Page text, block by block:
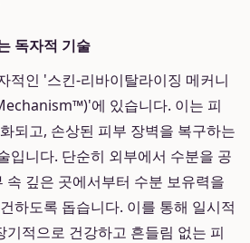
독자적 기술
적인 '스킨-리바이탈라이징 메커니
에 있습니다. 이는 피
되고, 손상된 피부 장벽을 복구하는
입니다. 단순히 외부에서 수분을 공
속 깊은 곳에서부터 수분 보유력을
하도록 돕습니다. 이를 통해 일시적
기적으로 건강하고 흔들림 없는 피